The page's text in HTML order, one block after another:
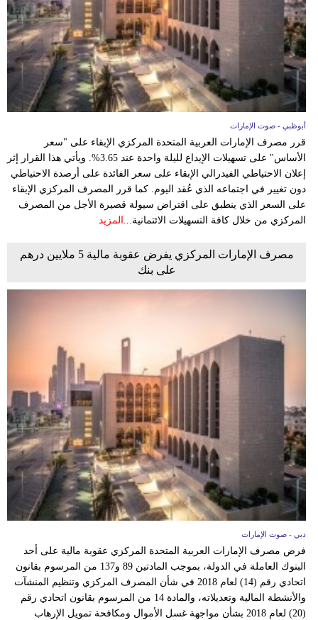
وسفر
ديكور
أخبار
إعلام
مرأة
أزياء
إسلامية
وتكنولوجيا
فيديو
سيارات
أبوظبي - صوت الإمارات
قرر مصرف الإمارات العربية المتحدة المركزي الإبقاء على "سعر
الأساس" على تسهيلات الإيداع لليلة واحدة عند 3.65%. ويأتي هذا القرار إثر
إعلان الاحتياطي الفيدرالي الإبقاء على سعر الفائدة على أرصدة الاحتياطي
دون تغيير في اجتماعه الذي عُقد اليوم. كما قرر المصرف المركزي الإبقاء
على السعر الذي ينطبق على اقتراض سيولة قصيرة الأجل من المصرف
المركزي من خلال كافة التسهيلات الائتمانية... المزيد
مصرف الإمارات المركزي يفرض عقوبة مالية 5 ملايين درهم
على بنك
دبي - صوت الإمارات
فرض مصرف الإمارات العربية المتحدة المركزي عقوبة مالية على أحد
البنوك العاملة في الدولة، بموجب المادتين 89 و137 من المرسوم بقانون
اتحادي رقم (14) لعام 2018 في شأن المصرف المركزي وتنظيم المنشآت
والأنشطة المالية وتعديلاته، والمادة 14 من المرسوم بقانون اتحادي رقم
(20) لعام 2018 بشأن مواجهة غسل الأموال ومكافحة تمويل الإرهاب